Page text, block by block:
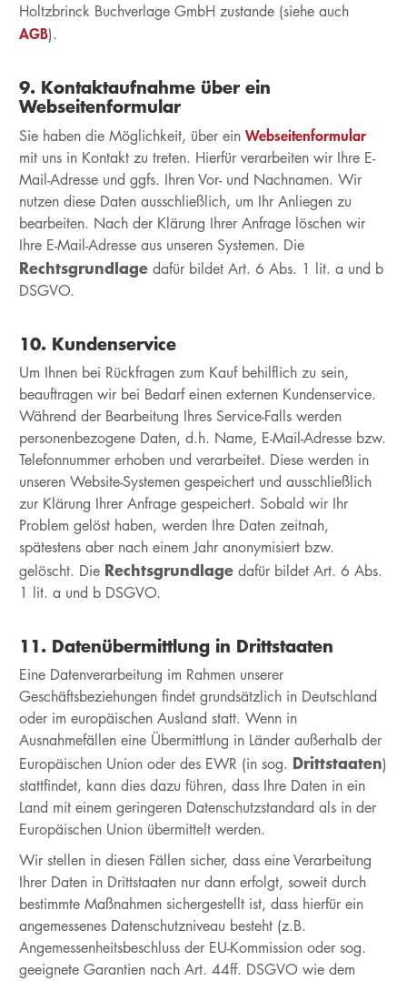
Holtzbrinck Buchverlage GmbH zustande (siehe auch
AGB).
9. Kontaktaufnahme über ein
Webseitenformular
Sie haben die Möglichkeit, über ein Webseitenformular
mit uns in Kontakt zu treten. Hierfür verarbeiten wir Ihre E-
Mail-Adresse und ggfs. Ihren Vor- und Nachnamen. Wir
nutzen diese Daten ausschließlich, um Ihr Anliegen zu
bearbeiten. Nach der Klärung Ihrer Anfrage löschen wir
Ihre E-Mail-Adresse aus unseren Systemen. Die
Rechtsgrundlagedafür bildet Art. 6 Abs. 1 lit. a und b
DSGVO.
10. Kundenservice
Um Ihnen bei Rückfragen zum Kauf behilflich zu sein,
beauftragen wir bei Bedarf einen externen Kundenservice.
Während der Bearbeitung Ihres Service-Falls werden
personenbezogene Daten, d.h. Name, E-Mail-Adresse bzw.
Telefonnummer erhoben und verarbeitet. Diese werden in
unseren Website-Systemen gespeichert und ausschließlich
zur Klärung Ihrer Anfrage gespeichert. Sobald wir Ihr
Problem gelöst haben, werden Ihre Daten zeitnah,
spätestens aber nach einem Jahr anonymisiert bzw.
gelöscht. Die Rechtsgrundlagedafür bildet Art. 6 Abs.
1 lit. a und b DSGVO.
11. Datenübermittlung in Drittstaaten
Eine Datenverarbeitung im Rahmen unserer
Geschäftsbeziehungen findet grundsätzlich in Deutschland
oder im europäischen Ausland statt. Wenn in
Ausnahmefällen eine Übermittlung in Länder außerhalb der
Europäischen Union oder des EWR (in sog. Drittstaaten)
stattfindet, kann dies dazu führen, dass Ihre Daten in ein
Land mit einem geringeren Datenschutzstandard als in der
Europäischen Union übermittelt werden.
Wir stellen in diesen Fällen sicher, dass eine Verarbeitung
Ihrer Daten in Drittstaaten nur dann erfolgt, soweit durch
bestimmte Maßnahmen sichergestellt ist, dass hierfür ein
angemessenes Datenschutzniveau besteht (z.B.
Angemessenheitsbeschluss der EU-Kommission oder sog.
geeignete Garantien nach Art. 44ff. DSGVO wie dem